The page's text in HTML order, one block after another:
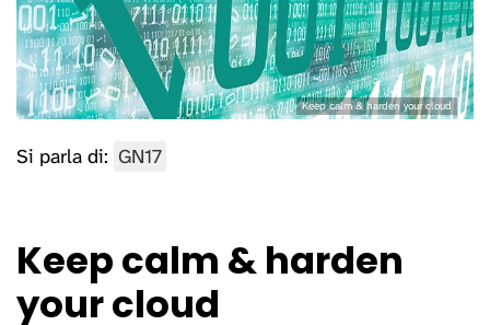
Keep calm & harden your cloud
Si parla di: GN17
Keep calm & harden
your cloud